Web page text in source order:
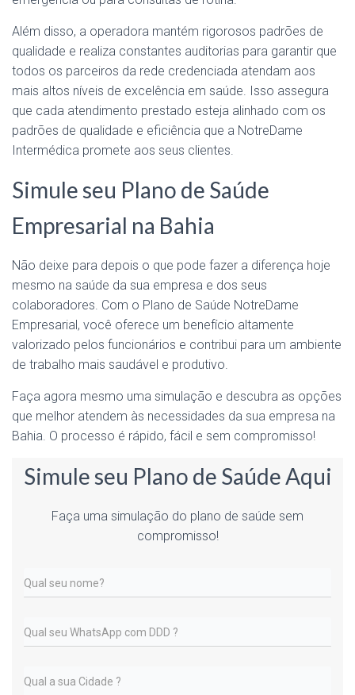
Além disso, a operadora mantém rigorosos padrões de
qualidade e realiza constantes auditorias para garantir que
todos os parceiros da rede credenciada atendam aos
mais altos níveis de excelência em saúde. Isso assegura
que cada atendimento prestado esteja alinhado com os
padrões de qualidade e eficiência que a NotreDame
Intermédica promete aos seus clientes.
Simule seu Plano de Saúde
Empresarial na Bahia
Não deixe para depois o que pode fazer a diferença hoje
mesmo na saúde da sua empresa e dos seus
colaboradores. Com o Plano de Saúde NotreDame
Empresarial, você oferece um benefício altamente
valorizado pelos funcionários e contribui para um ambiente
de trabalho mais saudável e produtivo.
Faça agora mesmo uma simulação e descubra as opções
que melhor atendem às necessidades da sua empresa na
Bahia. O processo é rápido, fácil e sem compromisso!
Simule seu Plano de Saúde Aqui
Faça uma simulação do plano de saúde sem
compromisso!